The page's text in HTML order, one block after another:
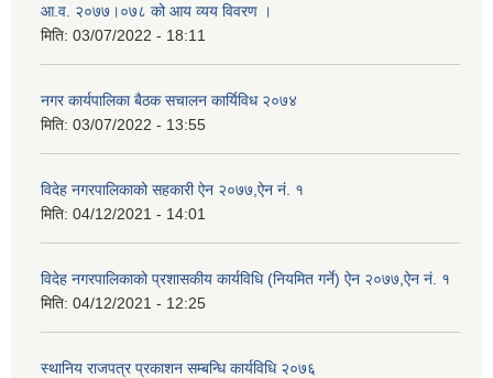
आ‍.व. २०७७।०७८ को आय व्यय विवरण ।
मिति: 03/07/2022 - 18:11
नगर कार्यपालिका बैठक स‌‌चालन कार्यिविध २०७४
मिति: 03/07/2022 - 13:55
विदेह नगरपालिकाको सहकारी ऐन २०७७,ऐन नं. १
मिति: 04/12/2021 - 14:01
विदेह नगरपालिकाको प्रशासकीय कार्यविधि (नियमित गर्ने) ऐन २०७७,ऐन नं. १
मिति: 04/12/2021 - 12:25
स्थानिय राजपत्र प्रकाशन सम्बन्धि कार्यविधि २०७६